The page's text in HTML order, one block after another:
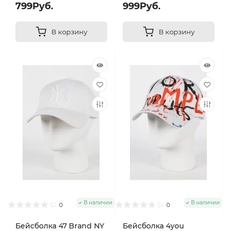
799Руб.
В корзину
999Руб.
В корзину
0 В наличии
Бейсболка 47 Brand NY
0 В наличии
Бейсболка 4you